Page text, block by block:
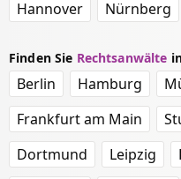
Hannover
Nürnberg
Finden Sie Rechtsanwälte
Berlin Hamburg
Frankfurt am Main
Dortmund
Leipzig